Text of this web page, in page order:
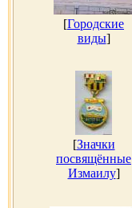
[Городские
виды]
[Значки
посвящённые
Измаилу]